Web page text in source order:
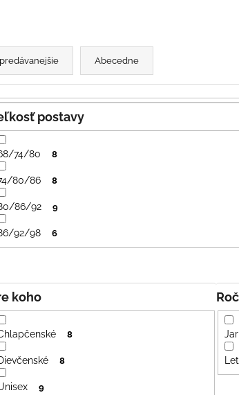
Abecedne
koho
8
8
9
Jar
postavy
74/80 8
80/86 8
86/92 9
92/98 6